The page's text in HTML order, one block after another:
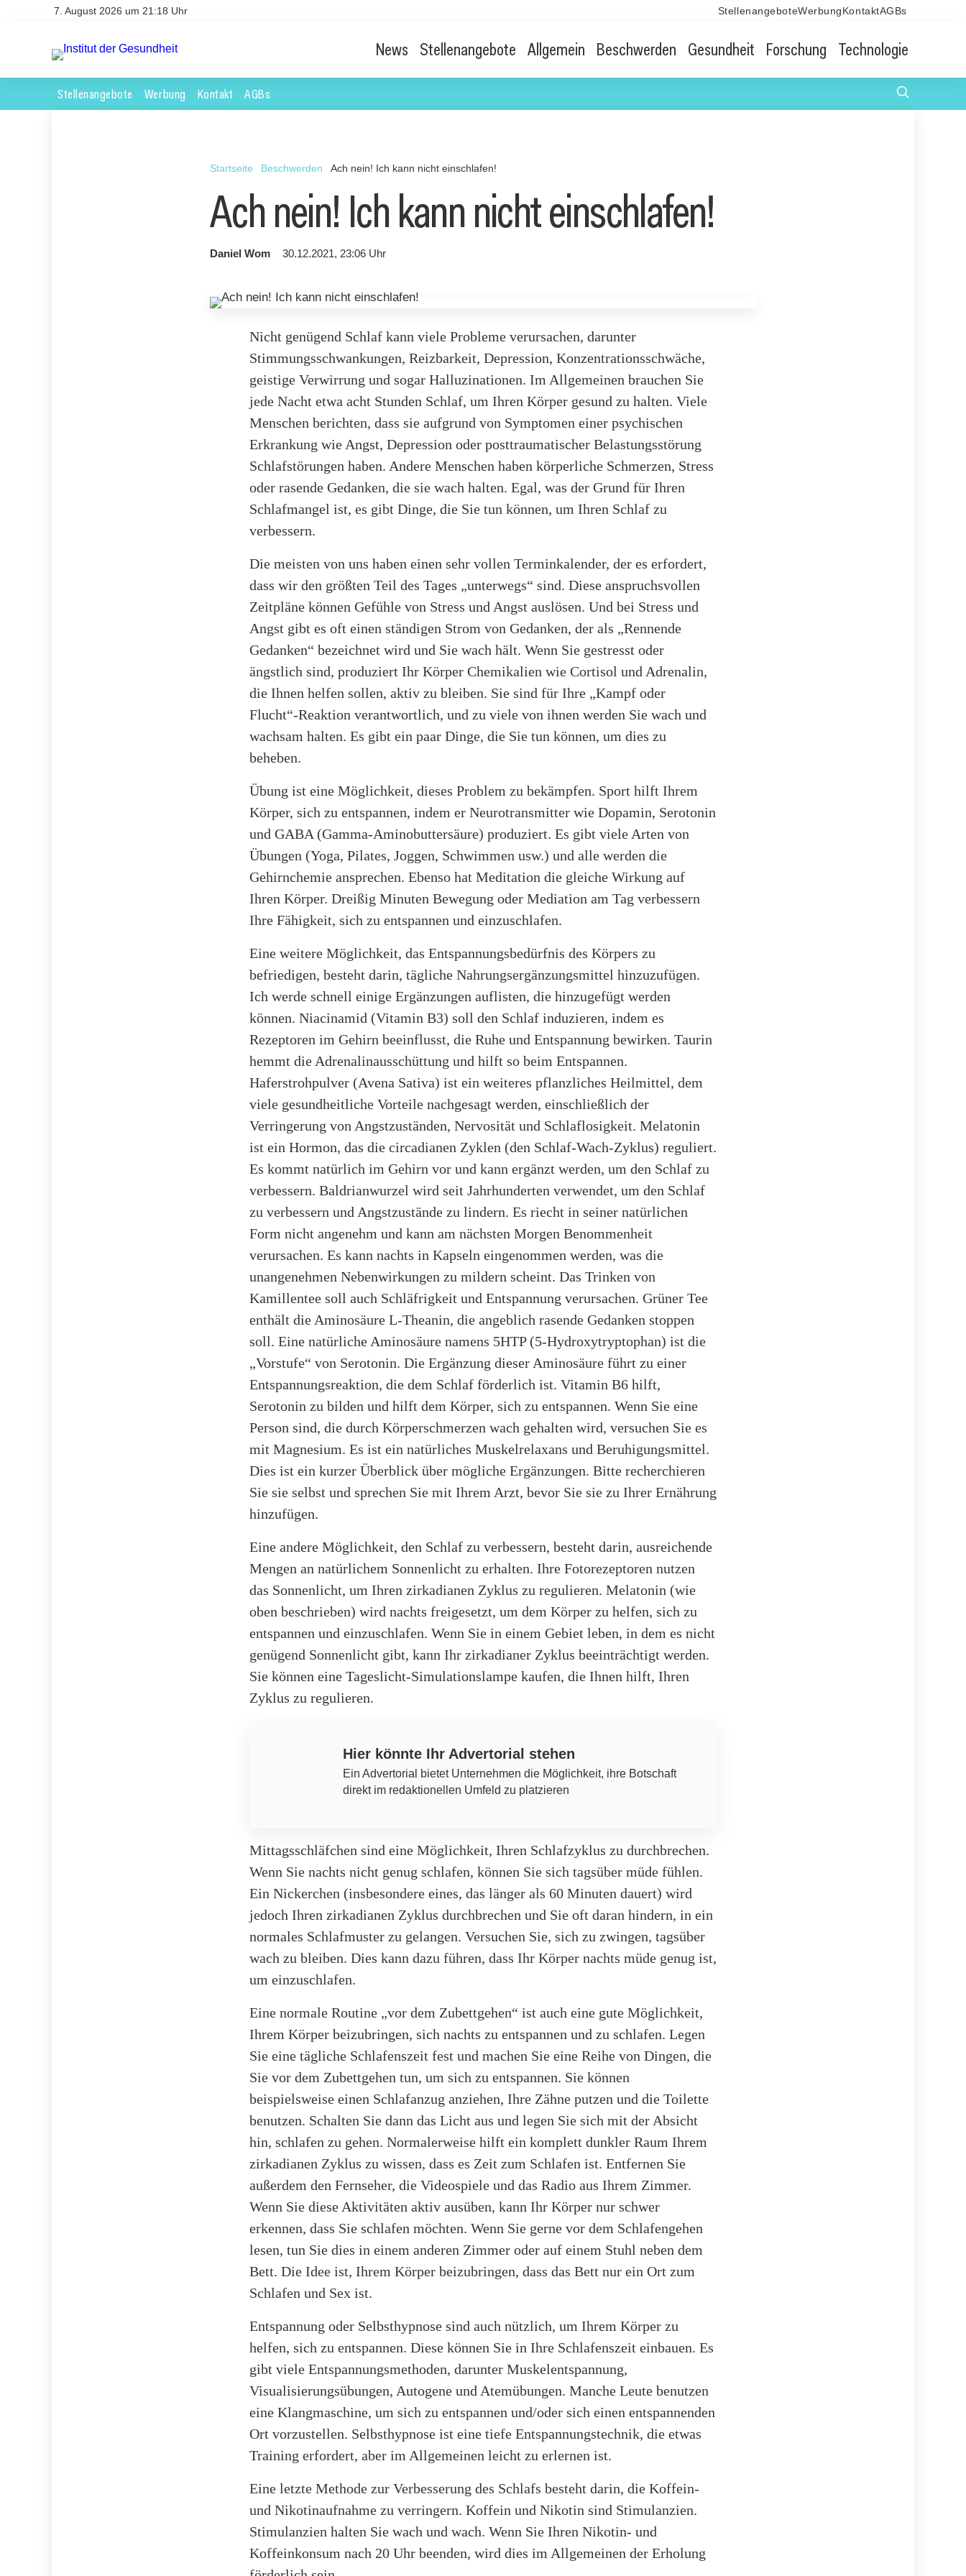
7. August 2026 um 21:18 Uhr StellenangeboteWerbung KontaktAGBs
News Stellenangebote Allgemein Beschwerden Gesundheit Forschung Technologie
Stellenangebote Werbung Kontakt AGBs
Startseite Beschwerden Ach nein! Ich kann nicht einschlafen!
Ach nein! Ich kann nicht einschlafen!
Daniel Wom 30.12.2021, 23:06 Uhr
Nicht genügend Schlaf kann viele Probleme verursachen, darunter
Stimmungsschwankungen, Reizbarkeit, Depression, Konzentrationsschwäche,
geistige Verwirrung und sogar Halluzinationen. Im Allgemeinen brauchen Sie
jede Nacht etwa acht Stunden Schlaf, um Ihren Körper gesund zu halten. Viele
Menschen berichten, dass sie aufgrund von Symptomen einer psychischen
Erkrankung wie Angst, Depression oder posttraumatischer Belastungsstörung
Schlafstörungen haben. Andere Menschen haben körperliche Schmerzen, Stress
oder rasende Gedanken, die sie wach halten. Egal, was der Grund für Ihren
Schlafmangel ist, es gibt Dinge, die Sie tun können, um Ihren Schlaf zu
verbessern.
Die meisten von uns haben einen sehr vollen Terminkalender, der es erfordert,
dass wir den größten Teil des Tages „unterwegs“ sind. Diese anspruchsvollen
Zeitpläne können Gefühle von Stress und Angst auslösen. Und bei Stress und
Angst gibt es oft einen ständigen Strom von Gedanken, der als „Rennende
Gedanken“ bezeichnet wird und Sie wach hält. Wenn Sie gestresst oder
ängstlich sind, produziert Ihr Körper Chemikalien wie Cortisol und Adrenalin,
die Ihnen helfen sollen, aktiv zu bleiben. Sie sind für Ihre „Kampf oder
Flucht“-Reaktion verantwortlich, und zu viele von ihnen werden Sie wach und
wachsam halten. Es gibt ein paar Dinge, die Sie tun können, um dies zu
beheben.
Übung ist eine Möglichkeit, dieses Problem zu bekämpfen. Sport hilft Ihrem
Körper, sich zu entspannen, indem er Neurotransmitter wie Dopamin, Serotonin
und GABA (Gamma-Aminobuttersäure) produziert. Es gibt viele Arten von
Übungen (Yoga, Pilates, Joggen, Schwimmen usw.) und alle werden die
Gehirnchemie ansprechen. Ebenso hat Meditation die gleiche Wirkung auf
Ihren Körper. Dreißig Minuten Bewegung oder Mediation am Tag verbessern
Ihre Fähigkeit, sich zu entspannen und einzuschlafen.
Eine weitere Möglichkeit, das Entspannungsbedürfnis des Körpers zu
befriedigen, besteht darin, tägliche Nahrungsergänzungsmittel hinzuzufügen.
Ich werde schnell einige Ergänzungen auflisten, die hinzugefügt werden
können. Niacinamid (Vitamin B3) soll den Schlaf induzieren, indem es
Rezeptoren im Gehirn beeinflusst, die Ruhe und Entspannung bewirken. Taurin
hemmt die Adrenalinausschüttung und hilft so beim Entspannen.
Haferstrohpulver (Avena Sativa) ist ein weiteres pflanzliches Heilmittel, dem
viele gesundheitliche Vorteile nachgesagt werden, einschließlich der
Verringerung von Angstzuständen, Nervosität und Schlaflosigkeit. Melatonin
ist ein Hormon, das die circadianen Zyklen (den Schlaf-Wach-Zyklus) reguliert.
Es kommt natürlich im Gehirn vor und kann ergänzt werden, um den Schlaf zu
verbessern. Baldrianwurzel wird seit Jahrhunderten verwendet, um den Schlaf
zu verbessern und Angstzustände zu lindern. Es riecht in seiner natürlichen
Form nicht angenehm und kann am nächsten Morgen Benommenheit
verursachen. Es kann nachts in Kapseln eingenommen werden, was die
unangenehmen Nebenwirkungen zu mildern scheint. Das Trinken von
Kamillentee soll auch Schläfrigkeit und Entspannung verursachen. Grüner Tee
enthält die Aminosäure L-Theanin, die angeblich rasende Gedanken stoppen
soll. Eine natürliche Aminosäure namens 5HTP (5-Hydroxytryptophan) ist die
„Vorstufe“ von Serotonin. Die Ergänzung dieser Aminosäure führt zu einer
Entspannungsreaktion, die dem Schlaf förderlich ist. Vitamin B6 hilft,
Serotonin zu bilden und hilft dem Körper, sich zu entspannen. Wenn Sie eine
Person sind, die durch Körperschmerzen wach gehalten wird, versuchen Sie es
mit Magnesium. Es ist ein natürliches Muskelrelaxans und Beruhigungsmittel.
Dies ist ein kurzer Überblick über mögliche Ergänzungen. Bitte recherchieren
Sie sie selbst und sprechen Sie mit Ihrem Arzt, bevor Sie sie zu Ihrer Ernährung
hinzufügen.
Eine andere Möglichkeit, den Schlaf zu verbessern, besteht darin, ausreichende
Mengen an natürlichem Sonnenlicht zu erhalten. Ihre Fotorezeptoren nutzen
das Sonnenlicht, um Ihren zirkadianen Zyklus zu regulieren. Melatonin (wie
oben beschrieben) wird nachts freigesetzt, um dem Körper zu helfen, sich zu
entspannen und einzuschlafen. Wenn Sie in einem Gebiet leben, in dem es nicht
genügend Sonnenlicht gibt, kann Ihr zirkadianer Zyklus beeinträchtigt werden.
Sie können eine Tageslicht-Simulationslampe kaufen, die Ihnen hilft, Ihren
Zyklus zu regulieren.
Hier könnte Ihr Advertorial stehen
Ein Advertorial bietet Unternehmen die Möglichkeit, ihre Botschaft
direkt im redaktionellen Umfeld zu platzieren
Mittagsschläfchen sind eine Möglichkeit, Ihren Schlafzyklus zu durchbrechen.
Wenn Sie nachts nicht genug schlafen, können Sie sich tagsüber müde fühlen.
Ein Nickerchen (insbesondere eines, das länger als 60 Minuten dauert) wird
jedoch Ihren zirkadianen Zyklus durchbrechen und Sie oft daran hindern, in ein
normales Schlafmuster zu gelangen. Versuchen Sie, sich zu zwingen, tagsüber
wach zu bleiben. Dies kann dazu führen, dass Ihr Körper nachts müde genug ist,
um einzuschlafen.
Eine normale Routine „vor dem Zubettgehen“ ist auch eine gute Möglichkeit,
Ihrem Körper beizubringen, sich nachts zu entspannen und zu schlafen. Legen
Sie eine tägliche Schlafenszeit fest und machen Sie eine Reihe von Dingen, die
Sie vor dem Zubettgehen tun, um sich zu entspannen. Sie können
beispielsweise einen Schlafanzug anziehen, Ihre Zähne putzen und die Toilette
benutzen. Schalten Sie dann das Licht aus und legen Sie sich mit der Absicht
hin, schlafen zu gehen. Normalerweise hilft ein komplett dunkler Raum Ihrem
zirkadianen Zyklus zu wissen, dass es Zeit zum Schlafen ist. Entfernen Sie
außerdem den Fernseher, die Videospiele und das Radio aus Ihrem Zimmer.
Wenn Sie diese Aktivitäten aktiv ausüben, kann Ihr Körper nur schwer
erkennen, dass Sie schlafen möchten. Wenn Sie gerne vor dem Schlafengehen
lesen, tun Sie dies in einem anderen Zimmer oder auf einem Stuhl neben dem
Bett. Die Idee ist, Ihrem Körper beizubringen, dass das Bett nur ein Ort zum
Schlafen und Sex ist.
Entspannung oder Selbsthypnose sind auch nützlich, um Ihrem Körper zu
helfen, sich zu entspannen. Diese können Sie in Ihre Schlafenszeit einbauen. Es
gibt viele Entspannungsmethoden, darunter Muskelentspannung,
Visualisierungsübungen, Autogene und Atemübungen. Manche Leute benutzen
eine Klangmaschine, um sich zu entspannen und/oder sich einen entspannenden
Ort vorzustellen. Selbsthypnose ist eine tiefe Entspannungstechnik, die etwas
Training erfordert, aber im Allgemeinen leicht zu erlernen ist.
Eine letzte Methode zur Verbesserung des Schlafs besteht darin, die Koffein-
und Nikotinaufnahme zu verringern. Koffein und Nikotin sind Stimulanzien.
Stimulanzien halten Sie wach und wach. Wenn Sie Ihren Nikotin- und
Koffeinkonsum nach 20 Uhr beenden, wird dies im Allgemeinen der Erholung